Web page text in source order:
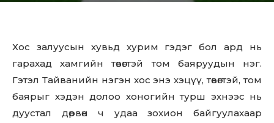
Хос залуусын хувьд хурим гэдэг бол ард нь
гарахад хамгийн төвөгтэй том баяруудын нэг.
Гэтэл Тайванийн нэгэн хос энэ хэцүү, төвөгтэй, том
баярыг хэдэн долоо хоногийн турш эхнээс нь
дуустал дөрвөн ч удаа зохион байгуулахаар